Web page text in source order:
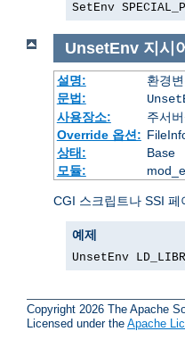
SetEnv
UnsetEnv지시
설명:
환경
문법:
사용장소:
주서
Override 옵션:
상태:
Base
모듈:
CGI 스크립트나 SSI 페
예제
UnsetEnv
Copyright 2026 The Apache
Licensed under the Apache